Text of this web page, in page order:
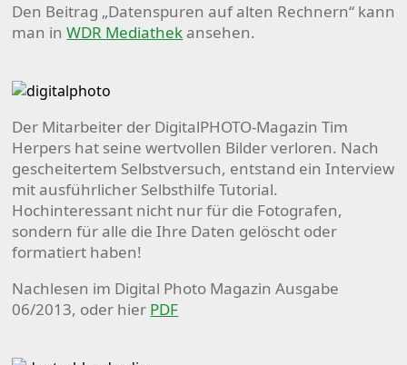
Den Beitrag „Datenspuren auf alten Rechnern“ kann
man inWDR Mediathek ansehen.
Der Mitarbeiter der DigitalPHOTO-Magazin Tim
Herpers hat seine wertvollen Bilder verloren. Nach
gescheitertem Selbstversuch, entstand ein Interview
mit ausführlicher Selbsthilfe Tutorial.
Hochinteressant nicht nur für die Fotografen,
sondern für alle die Ihre Daten gelöscht oder
formatiert haben!
Nachlesen im Digital Photo Magazin Ausgabe
06/2013, oder hier PDF